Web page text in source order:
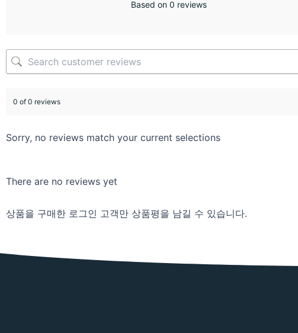
Based on 0 reviews
0 of 0 reviews
Sorry, no reviews match your current selections
There are no reviews yet
상품을 구매한 로그인 고객만 상품평을 남길 수 있습니다.